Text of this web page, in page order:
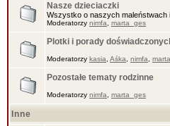
Nasze dzieciaczki
Wszystko o naszych
Moderatorzy nimfa marta_ges
Plotki i porady
Moderatorzy kasia Aśka nimfa
Pozostałe tematy rodzinne
Moderatorzy nimfa marta_ges
Inne